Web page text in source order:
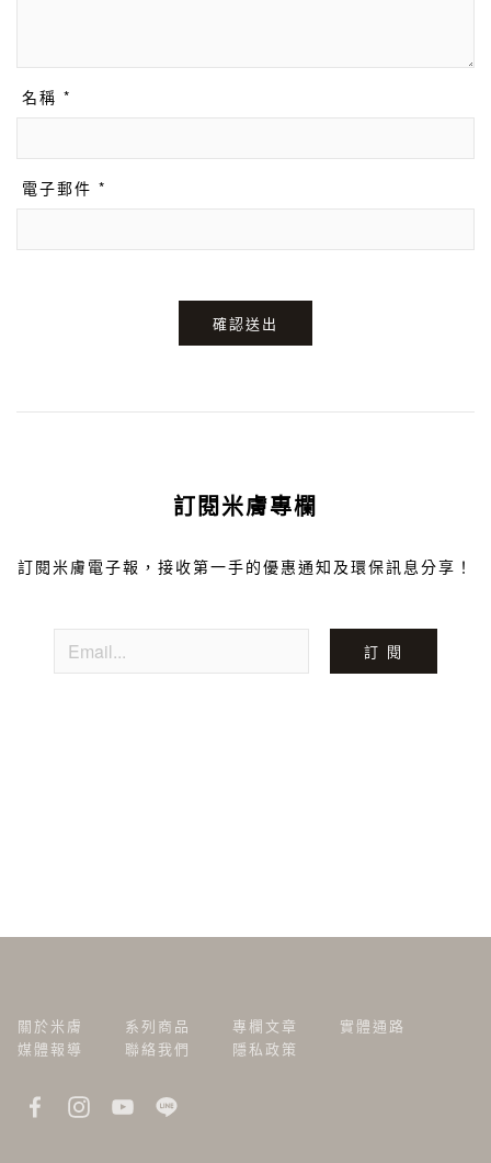
名稱 *
電子郵件 *
確認送出
訂閱米膚專欄
訂閱米膚電子報，接收第一手的優惠通知及環保訊息分享！
訂 閱
關於米膚 系列商品 專欄文章
實體通路
媒體報導
聯絡我們 隱私政策